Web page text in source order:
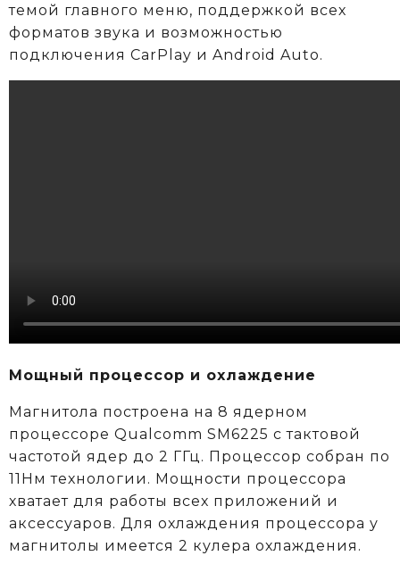
темой главного меню, поддержкой всех
форматов звука и возможностью
подключения CarPlay и Android Auto.
Мощный процессор и охлаждение
Магнитола построена на 8 ядерном
процессоре Qualcomm SM6225 c тактовой
частотой ядер до 2 ГГц. Процессор собран по
11Нм технологии. Мощности процессора
хватает для работы всех приложений и
аксессуаров. Для охлаждения процессора у
магнитолы имеется 2 кулера охлаждения.